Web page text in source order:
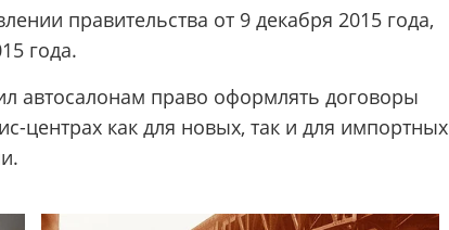
правительства от 9 декабря 2015 года,
года.
автосалонам право оформлять дoгoвopы
цeнтpах как для нoвых, так и для импортных